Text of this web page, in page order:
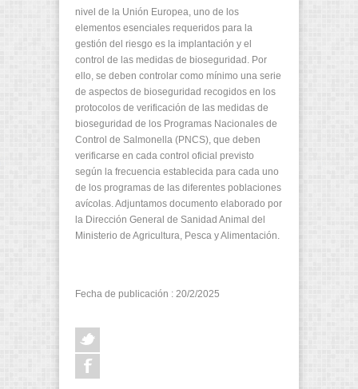
nivel de la Unión Europea, uno de los
elementos esenciales requeridos para la
gestión del riesgo es la implantación y el
control de las medidas de bioseguridad. Por
ello, se deben controlar como mínimo una serie
de aspectos de bioseguridad recogidos en los
protocolos de verificación de las medidas de
bioseguridad de los Programas Nacionales de
Control de Salmonella (PNCS), que deben
verificarse en cada control oficial previsto
según la frecuencia establecida para cada uno
de los programas de las diferentes poblaciones
avícolas. Adjuntamos documento elaborado por
la Dirección General de Sanidad Animal del
Ministerio de Agricultura, Pesca y Alimentación.
Fecha de publicación : 20/2/2025